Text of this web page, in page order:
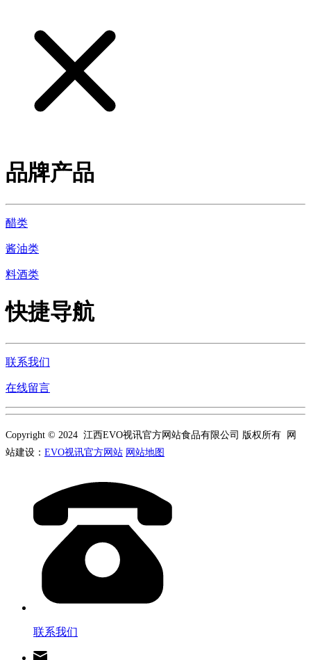
品牌产品
醋类
酱油类
料酒类
快捷导航
联系我们
在线留言
Copyright © 2024 江西EVO视讯官方网站食品有限公司 版权所有 网
站建设： EVO视讯官方网站 网站地图
联系我们